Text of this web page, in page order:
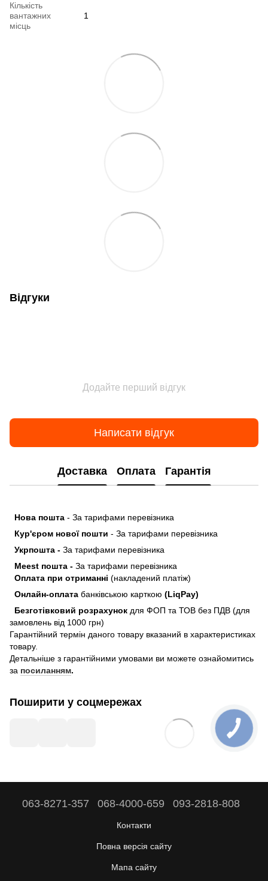
Кількість
вантажних
місць
1
Відгуки
Додайте перший відгук
Написати відгук
Доставка Оплата Гарантія
Нова пошта - За тарифами перевізника
Кур'єром нової пошти - За тарифами перевізника
Укрпошта - За тарифами перевізника
Meest пошта - За тарифами перевізника
Оплата при отриманні (накладений платіж)
Онлайн-оплата банківською карткою (LiqPay)
Безготівковий розрахунок для ФОП та ТОВ без ПДВ (для
замовлень від 1000 грн)
Гарантійний термін даного товару вказаний в характеристиках
товару.
Детальніше з гарантійними умовами ви можете ознайомитись
за посиланням.
Поширити у соцмережах
063-8271-357 068-4000-659 093-2818-808
Контакти
Повна версія сайту
Мапа сайту